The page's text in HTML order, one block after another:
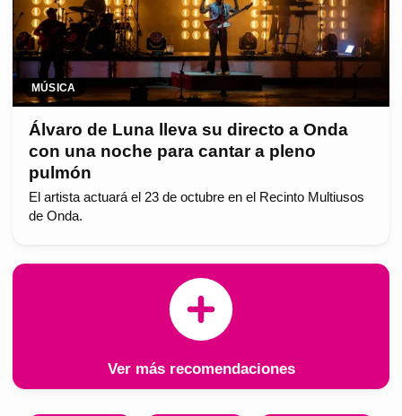
MÚSICA
Álvaro de Luna lleva su directo a Onda
con una noche para cantar a pleno
pulmón
El artista actuará el 23 de octubre en el Recinto Multiusos
de Onda.
Ver más recomendaciones